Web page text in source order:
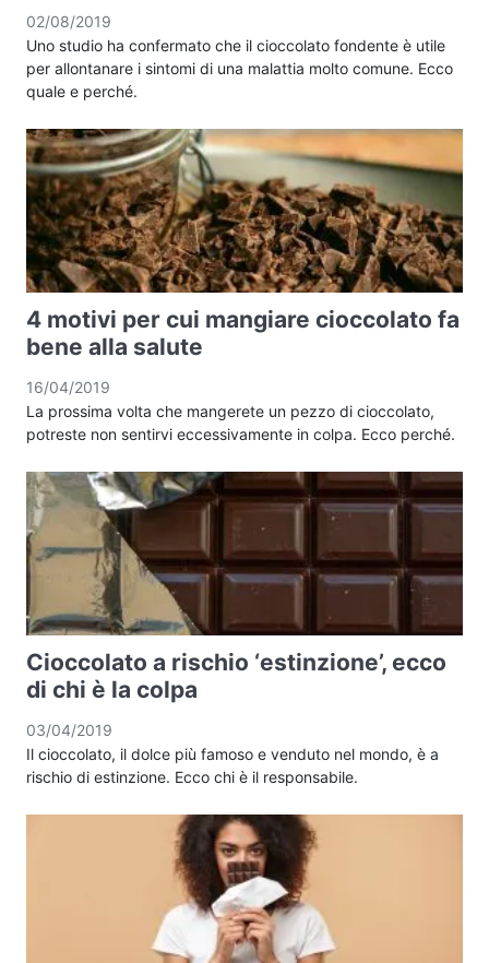
02/08/2019
Uno studio ha confermato che il cioccolato fondente è utile
per allontanare i sintomi di una malattia molto comune. Ecco
quale e perché.
4 motivi per cui mangiare cioccolato fa
bene alla salute
16/04/2019
La prossima volta che mangerete un pezzo di cioccolato,
potreste non sentirvi eccessivamente in colpa. Ecco perché.
Cioccolato a rischio ‘estinzione’, ecco
di chi è la colpa
03/04/2019
Il cioccolato, il dolce più famoso e venduto nel mondo, è a
rischio di estinzione. Ecco chi è il responsabile.